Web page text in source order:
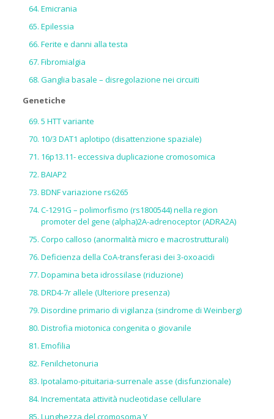
Emicrania
Epilessia
Ferite e danni alla testa
Fibromialgia
Ganglia basale – disregolazione nei circuiti
Genetiche
5 HTT variante
10/3 DAT1 aplotipo (disattenzione spaziale)
16p13.11- eccessiva duplicazione cromosomica
BAIAP2
BDNF variazione rs6265
C-1291G – polimorfismo (rs1800544) nella region
promoter del gene (alpha)2A-adrenoceptor (ADRA2A)
Corpo calloso (anormalità micro e macrostrutturali)
Deficienza della CoA-transferasi dei 3-oxoacidi
Dopamina beta idrossilase (riduzione)
DRD4-7r allele (Ulteriore presenza)
Disordine primario di vigilanza (sindrome di Weinberg)
Distrofia miotonica congenita o giovanile
Emofilia
Fenilchetonuria
Ipotalamo-pituitaria-surrenale asse (disfunzionale)
Incrementata attività nucleotidase cellulare
Lunghezza del cromosoma Y